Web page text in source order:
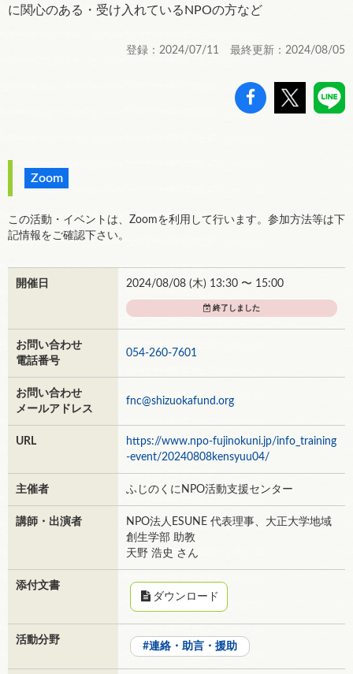
に関心のある・受け入れているNPOの方など
登録：2024/07/11 最終更新：2024/08/05
Zoom
この活動・イベントは、Zoomを利用して行います。参加方法等は下
記情報をご確認下さい。
開催日 2024/08/08 (木) 13:30 〜 15:00
終了しました
お問い合わせ
電話番号
054-260-7601
お問い合わせ
メールアドレス
fnc@shizuokafund.org
URL
https://www.npo-fujinokuni.jp/info_training
-event/20240808kensyuu04/
主催者 ふじのくにNPO活動支援センター
講師・出演者
NPO法人ESUNE 代表理事、大正大学地域
創生学部 助教
天野 浩史 さん
添付文書
ダウンロード
活動分野
連絡・助言・援助